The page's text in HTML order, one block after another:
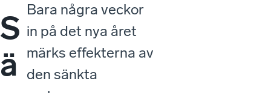
S
ä
Bara några veckor
in på det nya året
märks effekterna av
den sänkta